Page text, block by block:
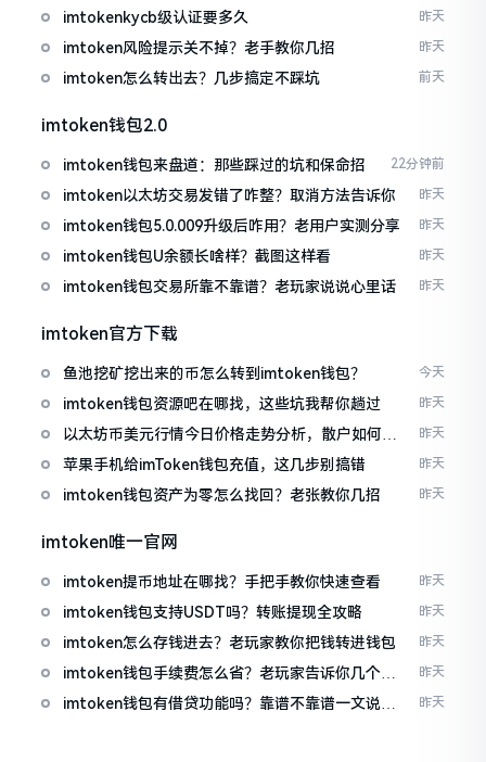
imtokenkycb级认证要多久 昨天
imtoken风险提示关不掉？老手教你几招 昨天
imtoken怎么转出去？几步搞定不踩坑 前天
imtoken钱包2.0
imtoken钱包来盘道：那些踩过的坑和保命招 22分钟前
imtoken以太坊交易发错了咋整？取消方法告诉你 昨天
imtoken钱包5.0.009升级后咋用？老用户实测分享 昨天
imtoken钱包U余额长啥样？截图这样看 昨天
imtoken钱包交易所靠不靠谱？老玩家说说心里话 昨天
imtoken官方下载
鱼池挖矿挖出来的币怎么转到imtoken钱包？ 今天
imtoken钱包资源吧在哪找，这些坑我帮你趟过 昨天
以太坊币美元行情今日价格走势分析，散户如何避
免追涨杀跌被套牢
昨天
苹果手机给imToken钱包充值，这几步别搞错 昨天
imtoken钱包资产为零怎么找回？老张教你几招 昨天
imtoken唯一官网
imtoken提币地址在哪找？手把手教你快速查看 昨天
imtoken钱包支持USDT吗？转账提现全攻略 昨天
imtoken怎么存钱进去？老玩家教你把钱转进钱包 昨天
imtoken钱包手续费怎么省？老玩家告诉你几个实
在招
昨天
imtoken钱包有借贷功能吗？靠谱不靠谱一文说清
昨天